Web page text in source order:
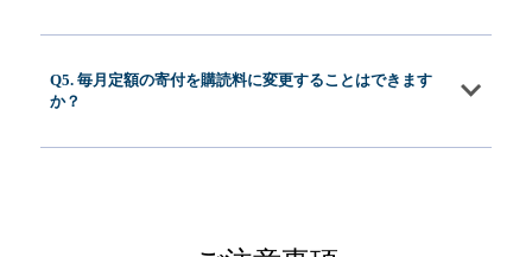
Q5. 毎月定額の寄付を購読料に変更することはできます
か？